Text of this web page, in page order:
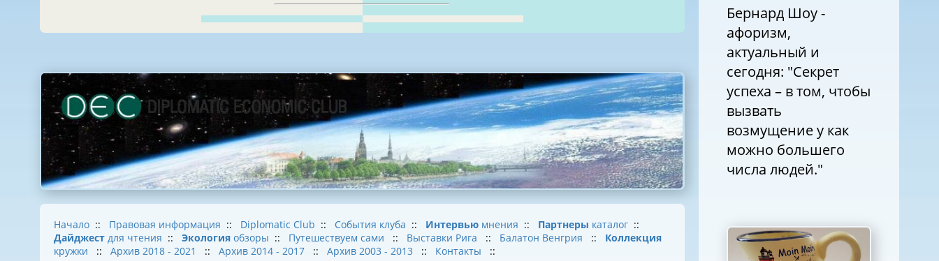
Начало :: Правовая информация :: Diplomatic Club :: События клуба :: Интервью мнения :: Партнеры каталог ::
Дайджест для чтения :: Экология обзоры :: Путешествуем сами :: Выставки Рига :: Балатон Венгрия :: Коллекция
кружки
:: Архив 2018 - 2021 :: Архив 2014 - 2017 :: Архив 2003 - 2013 :: Контакты ::
Бернард Шоу -
афоризм,
актуальный и
сегодня: "Секрет
успеха – в том, чтобы
вызвать
возмущение у как
можно большего
числа людей."